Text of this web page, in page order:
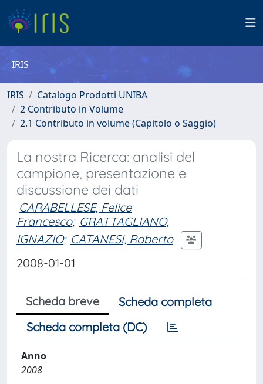
IRIS
IRIS
Catalogo Prodotti UNIBA
2 Contributo in Volume
2.1 Contributo in volume (Capitolo o Saggio)
La nostra Ricerca: analisi del
campione, presentazione e
discussione dei dati
CARABELLESE, Felice
Francesco; GRATTAGLIANO,
IGNAZIO; CATANESI, Roberto
2008-01-01
Scheda breve
Scheda completa
Scheda completa (DC)
Anno
2008